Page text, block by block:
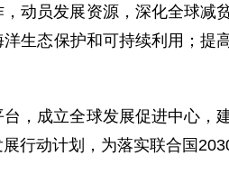
员发展资源，深化全球减
生态保护和可持续利用；
成立全球发展促进中心，
行动计划，为落实联合国